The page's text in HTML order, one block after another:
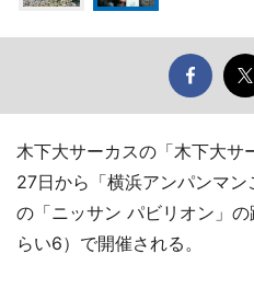
木下大サーカスの「木下大サ
27日から「横浜アンパンマ
の「ニッサン パビリオン」
らい6）で開催される。